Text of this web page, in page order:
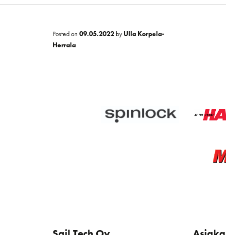
Posted on 09.05.2022byUlla Korpela-
Herrala